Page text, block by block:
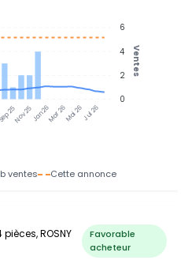
25Nov 25Jan 26Mar 26Mai 26Jul 26
6
4
2
0
Ventes
ventes Cette annonce
ROSNY
Favorable
acheteur